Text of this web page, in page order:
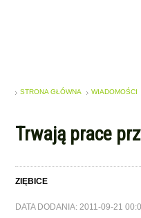
STRONA GŁÓWNA WIADOMOŚCI
Trwają prace
ZIĘBICE
DATA DODANIA: 2011-09-21